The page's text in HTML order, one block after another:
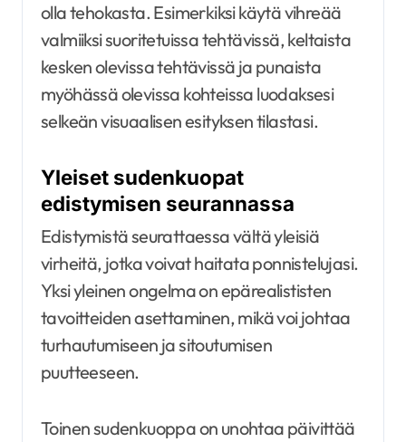
olla tehokasta. Esimerkiksi käytä vihreää
valmiiksi suoritetuissa tehtävissä, keltaista
kesken olevissa tehtävissä ja punaista
myöhässä olevissa kohteissa luodaksesi
selkeän visuaalisen esityksen tilastasi.
Yleiset sudenkuopat
edistymisen seurannassa
Edistymistä seurattaessa vältä yleisiä
virheitä, jotka voivat haitata ponnistelujasi.
Yksi yleinen ongelma on epärealististen
tavoitteiden asettaminen, mikä voi johtaa
turhautumiseen ja sitoutumisen
puutteeseen.
Toinen sudenkuoppa on unohtaa päivittää